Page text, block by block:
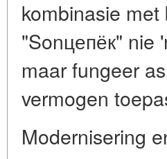
kombinasie
"Sonцепёк" nie
maar fungeer
vermogen
Modernisering